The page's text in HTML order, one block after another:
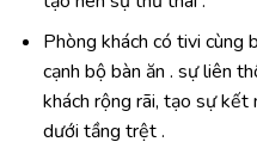
Phòng khách có tivi cùng
cạnh bộ bàn ăn . sự liên
khách rộng rãi, tạo sự kết
dưới tầng trệt .